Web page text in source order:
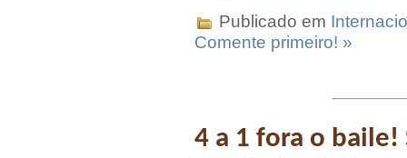
Publicado em
Comente primeiro! »
4 a 1 fora o baile!